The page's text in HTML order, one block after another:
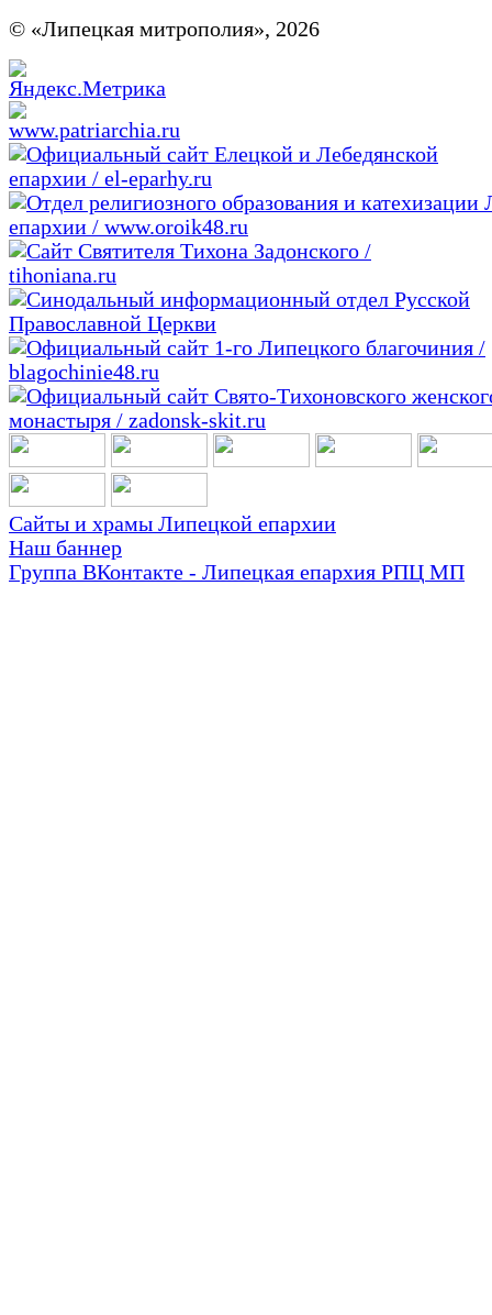
© «Липецкая митрополия», 2026
Сайты и храмы Липецкой епархии
Наш баннер
Группа ВКонтакте - Липецкая епархия РПЦ МП